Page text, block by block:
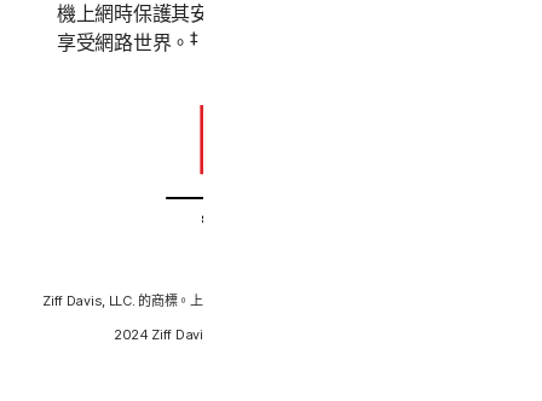
機上網時保護其安全，讓他們能更安心地探索、學習和
享受網路世界。 ‡
Ziff Davis, LLC. 的商標。上述註冊商標或商標已獲授權使用。經許可後重印。©
2024 Ziff Davis, LLC. 著作權所有，並保留一切權利。